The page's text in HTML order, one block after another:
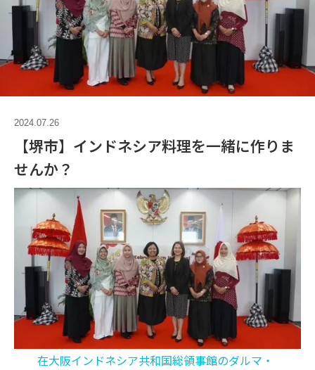
2024.07.26
【堺市】インドネシア料理を一緒に作りま
せんか？
在大阪インドネシア共和国総領事館のダルマ・